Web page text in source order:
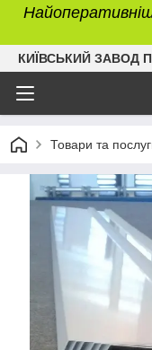
КИЇВСЬКИЙ ЗАВОД
Товари та